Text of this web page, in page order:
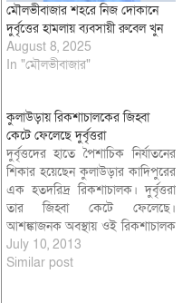
মৌলভীবাজার শহরে নিজ দোকানে
দুর্বৃত্তের হামলায় ব্যবসায়ী রুবেল খুন
August 8, 2025
In "মৌলভীবাজার"
কুলাউড়ায় রিকশাচালকের জিহ্বা
কেটে ফেলেছে দুর্বৃত্তরা
দুর্বৃত্তদের হাতে পৈশাচিক নির্যাতনের
শিকার হয়েছেন কুলাউড়ার কাদিপুরের
এক হতদরিদ্র রিকশাচালক। দুর্বৃত্তরা
তার জিহ্বা কেটে ফেলেছে।
আশঙ্কাজনক অবস্থায় ওই রিকশাচালক
বর্তমানে কুলাউড়া উপজেলা স্বাস্থ্য
কমপ্লেক্সে চিকিৎসাধীন। জানা যায়,
July 10, 2013
Similar post